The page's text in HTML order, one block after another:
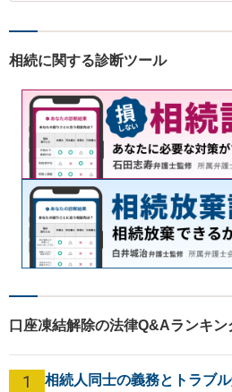
相続に関する診断ツール
口座凍結解除の法律Q&Aランキン
1 相続人同士の義務とトラブ